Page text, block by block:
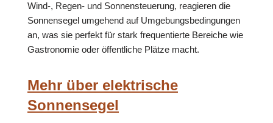
Wind-, Regen- und Sonnensteuerung, reagieren die
Sonnensegel umgehend auf Umgebungsbedingungen
an, was sie perfekt für stark frequentierte Bereiche wie
Gastronomie oder öffentliche Plätze macht.
Mehr über elektrische
Sonnensegel